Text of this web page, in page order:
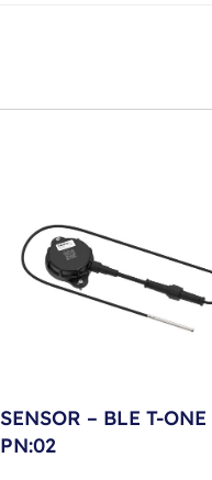
SENSOR – BLE T-ONE
PN:02